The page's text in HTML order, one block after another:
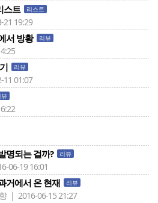
스트 리스트
19:29
서 방황 리뷰
리뷰
01:07
명되는 걸까? 리뷰
06-19 16:01
거에서 온 현재 리뷰
| 2016-06-15 21:27